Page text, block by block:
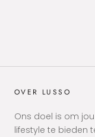
OVER LUSSO
Ons doel is om
lifestyle te bieden